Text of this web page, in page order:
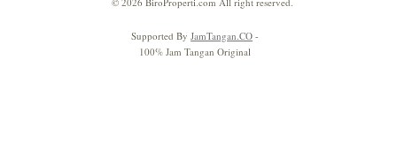
Supported By JamTangan.CO -
100% Jam Tangan Original